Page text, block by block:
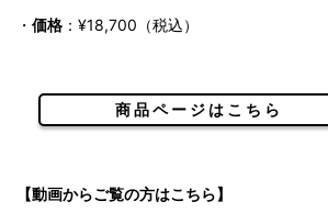
・ 価格 ：¥18,700（税込）
商品ページはこちら
【動画からご覧の方はこちら】